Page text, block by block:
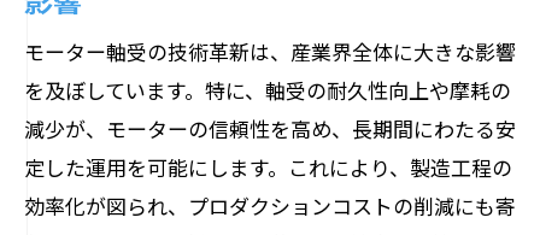
サステナブルな社会に貢献するモーター
軸受の役割
エコシステムに適合するモーター軸受の
未来
持続可能な社会実現へのモーター軸受の
モーター軸受の技術革新は、産業界全体に大きな影響
を及ぼしています。特に、軸受の耐久性向上や摩耗の
減少が、モーターの信頼性を高め、長期間にわたる安
定した運用を可能にします。これにより、製造工程の
効率化が図られ、プロダクションコストの削減にも寄